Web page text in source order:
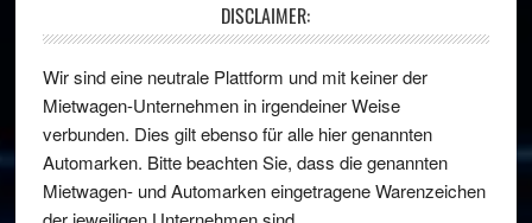
DISCLAIMER:
Wir sind eine neutrale Plattform und mit keiner der
Mietwagen-Unternehmen in irgendeiner Weise
verbunden. Dies gilt ebenso für alle hier genannten
Automarken. Bitte beachten Sie, dass die genannten
Mietwagen- und Automarken eingetragene Warenzeichen